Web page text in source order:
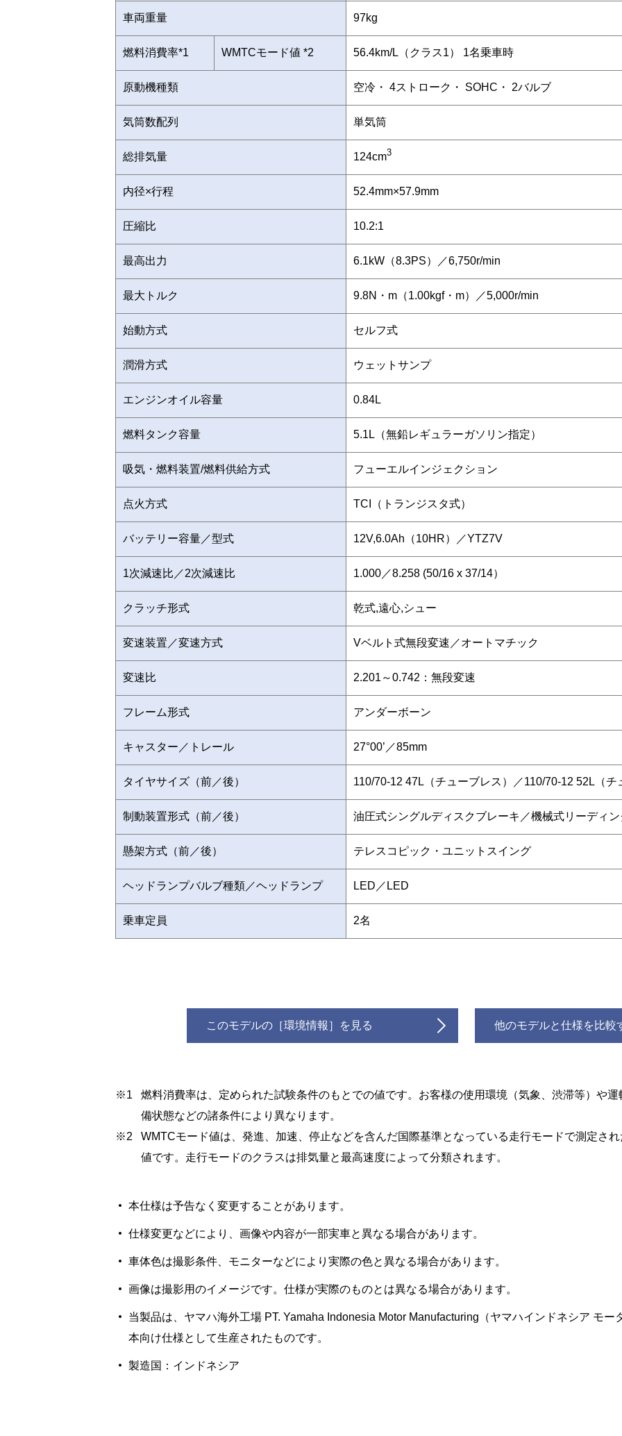
車両重量 97kg
燃料消費率*1 WMTCモード値 *2 56.4km/L（クラス1） 1名乗車時
原動機種類 空冷・ 4ストローク・ SOHC・ 2バルブ
気筒数配列 単気筒
総排気量 124cm3
内径×行程 52.4mm×57.9mm
圧縮比 10.2:1
最高出力 6.1kW（8.3PS）／6,750r/min
最大トルク 9.8N・m（1.00kgf・m）／5,000r/min
始動方式 セルフ式
潤滑方式 ウェットサンプ
エンジンオイル容量 0.84L
燃料タンク容量 5.1L（無鉛レギュラーガソリン指定）
吸気・燃料装置/燃料供給方式 フューエルインジェクション
点火方式 TCI（トランジスタ式）
バッテリー容量／型式 12V,6.0Ah（10HR）／YTZ7V
1次減速比／2次減速比 1.000／8.258 (50/16 x 37/14）
クラッチ形式 乾式,遠心,シュー
変速装置／変速方式 Vベルト式無段変速／オートマチック
変速比 2.201～0.742：無段変速
フレーム形式 アンダーボーン
キャスター／トレール 27°00’／85mm
タイヤサイズ（前／後） 110/70-12 47L（チューブレス）／110/70-12 52L（チ
制動装置形式（前／後） 油圧式シングルディスクブレーキ／機械式リーディ
懸架方式（前／後） テレスコピック・ユニットスイング
ヘッドランプバルブ種類／ヘッドランプ LED／LED
乗車定員 2名
このモデルの［環境情報］を見る 他のモデルと仕様を比較
※1
燃料消費率は、定められた試験条件のもとでの値です。お客様の使用環境（気象、渋滞等）や
備状態などの諸条件により異なります。
※2
WMTCモード値は、発進、加速、停止などを含んだ国際基準となっている走行モードで測定さ
値です。走行モードのクラスは排気量と最高速度によって分類されます。
本仕様は予告なく変更することがあります。
仕様変更などにより、画像や内容が一部実車と異なる場合があります。
車体色は撮影条件、モニターなどにより実際の色と異なる場合があります。
画像は撮影用のイメージです。仕様が実際のものとは異なる場合があります。
当製品は、ヤマハ海外工場 PT. Yamaha Indonesia Motor Manufacturing（ヤマハインドネシア モ
本向け仕様として生産されたものです。
製造国：インドネシア